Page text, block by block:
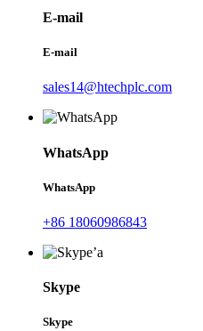
E-mail
E-mail
sales14@htechplc.com
WhatsApp
WhatsApp
+86 18060986843
Skype
Skype